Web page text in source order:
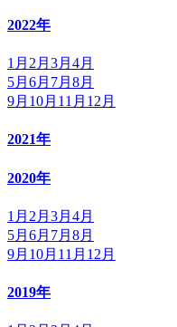
2022年
1月 2月 3月 4月
5月 6月 7月 8月
9月 10月 11月 12月
2021年
2020年
1月 2月 3月 4月
5月 6月 7月 8月
9月 10月 11月 12月
2019年